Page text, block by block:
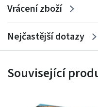
Vrácení zboží
Nejčastější dotazy
Související